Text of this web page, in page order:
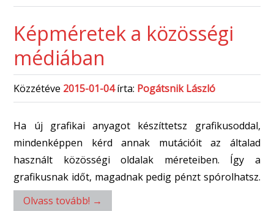
Képméretek a közösségi
médiában
Közzétéve 2015-01-04írta: Pogátsnik László
Ha új grafikai anyagot készíttetsz grafikusoddal,
mindenképpen kérd annak mutációit az általad
használt közösségi oldalak méreteiben. Így a
grafikusnak időt, magadnak pedig pénzt spórolhatsz.
Olvass tovább! →